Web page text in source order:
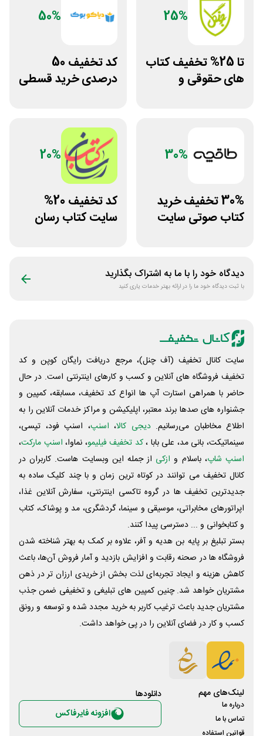
25%
تا 25% تخفیف کتاب
های حقوقی و
50%
کد تخفیف 50
درصدی خرید قسطی
30%
30% تخفیف خرید
کتاب صوتی سایت
20%
کد تخفیف 20%
سایت کتاب رسان
دیدگاه خود را با ما به اشتراک بگذارید
با ثبت دیدگاه خود ما را در ارائه بهتر خدمات یاری کنید
سایت کانال تخفیف (آف چنل)، مرجع دریافت رایگان کوپن و کد
تخفیف فروشگاه های آنلاین و کسب و‌ کارهای اینترنتی است. در حال
حاضر با همراهی استارت آپ ها انواع کد تخفیف، مسابقه، کمپین و
جشنواره های صدها برند معتبر، اپلیکیشن و مراکز خدمات آنلاین را به
اطلاع مخاطبان می‌رسانیم. دیجی کالا، اسنپ، اسنپ فود، تپسی،
سینماتیکت، بانی مد، علی‌ بابا ،کد تخفیف فیلیمو، نماوا، اسنپ مارکت،
اسنپ شاپ، باسلام و ازکی از جمله این وبسایت ‌هاست. کاربران در
کانال تخفیف می توانند در کوتاه ترین زمان و با چند کلیک ساده به
جدیدترین تخفیف ها در گروه تاکسی اینترنتی، سفارش آنلاین غذا،
اپراتورهای مخابراتی، موسیقی و سینما، گردشگری، مد و پوشاک، کتاب
و کتابخوانی و ... دسترسی پیدا کنند.
بستر تبلیغ بر پایه بن هدیه و آفر، علاوه بر کمک به بهتر شناخته شدن
فروشگاه ها در صحنه رقابت و افزایش بازدید و آمار فروش آن‌ها، باعث
کاهش هزینه و ایجاد تجربه‌ای لذت بخش از خریدی ارزان تر در ذهن
مشتریان خواهد شد. چنین کمپین های تبلیغی و تخفیفی ضمن جذب
مشتریان جدید باعث ترغیب کاربر به خرید مجدد شده و توسعه و رونق
کسب و کار در فضای آنلاین را در پی خواهد داشت.
لینک‌های مهم
درباره ما
تماس با ما
قوانین استفاده
دانلود‌ها
افزونه فایرفاکس